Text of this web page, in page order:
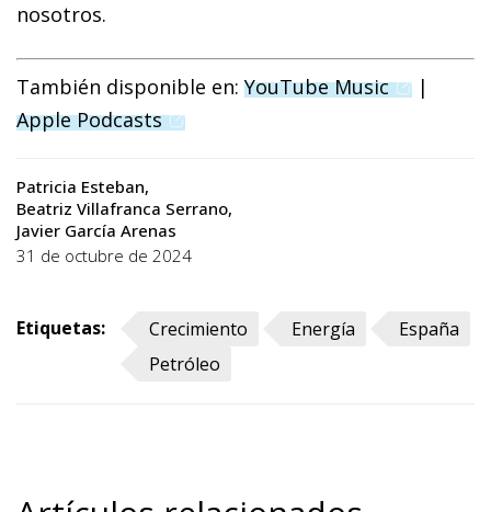
nosotros.
También disponible en: YouTube Music(opens in
|
Apple Podcasts(opens in a new window)
Patricia Esteban
Beatriz Villafranca Serrano
Javier García Arenas
31 de octubre de 2024
Etiquetas: Crecimiento Energía
España
Petróleo